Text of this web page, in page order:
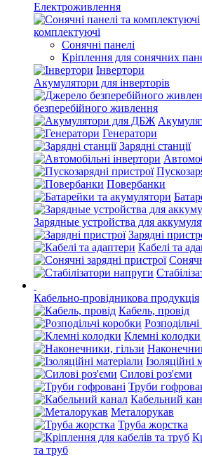
Електроживлення
комплектуючі
Сонячні панелі
Кріплення для сонячних
Інвертори
Акумулятори для інверторів
безперебійного живлення
Генератори
Зарядні станції
Повербанки
Зарядные устройства для
Зарядні
Кабелі та
Кабельно-провідникова продукція
Кабель, провід
Клемні колодки
Ізоляційні
Силові роз'єми
Труби
Кабельний
Металорукав
Труба жорстка
та труб